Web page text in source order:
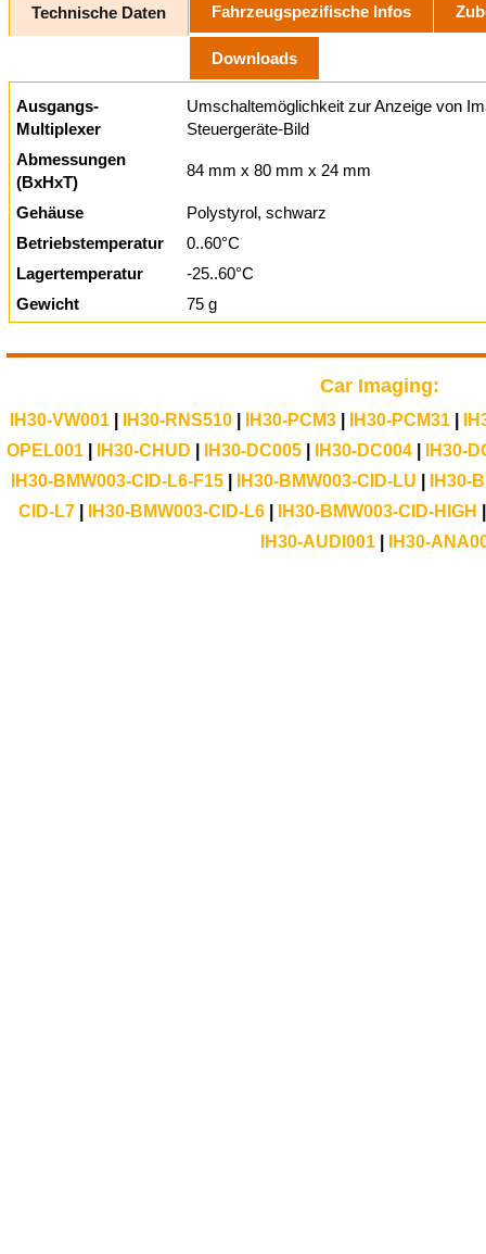
Technische Daten Fahrzeugspezifische Infos
Downloads
Ausgangs-
Multiplexer
Umschaltemöglichkeit zur Anzeige von
Steuergeräte-Bild
Abmessungen
(BxHxT)
84 mm x 80 mm x 24 mm
Gehäuse
Polystyrol, schwarz
Betriebstemperatur
0..60°C
Lagertemperatur
-25..60°C
Gewicht
75 g
Car Imaging:
IH30-VW001| IH30-RNS510| IH30-PCM3| IH30-PCM31|
OPEL001
IH30-CHUD IH30-DC005 IH30-DC004
IH30-
IH30-BMW003-CID-L6-F15
IH30-BMW003-CID-LU
IH30-
CID-L7| IH30-BMW003-CID-L6| IH30-BMW003-CID-HIGH
IH30-AUDI001
IH30-